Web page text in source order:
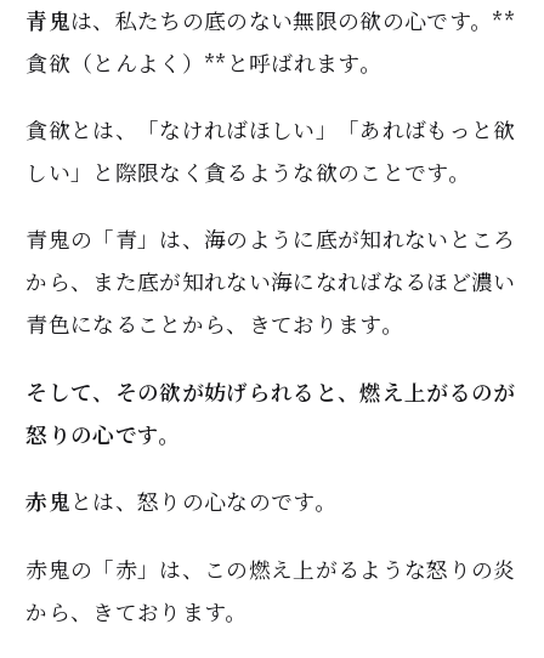
青鬼は、私たちの底のない無限の欲の心です。**
貪欲（とんよく）**と呼ばれます。
貪欲とは、「なければほしい」「あればもっと欲
しい」と際限なく貪るような欲のことです。
青鬼の「青」は、海のように底が知れないところ
から、また底が知れない海になればなるほど濃い
青色になることから、きております。
そして、その欲が妨げられると、燃え上がるのが
怒りの心です。
赤鬼 とは、怒りの心なのです。
赤鬼の「赤」は、この燃え上がるような怒りの炎
から、きております。